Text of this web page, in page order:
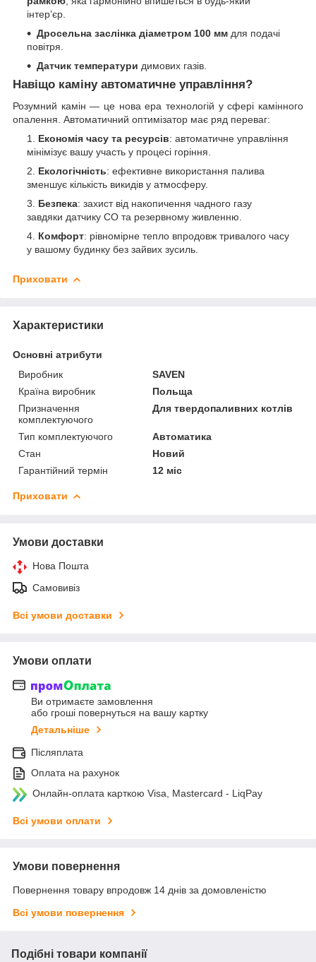
інтер’єр.
Дросельна заслінка діаметром 100 мм для подачі
повітря.
Датчик температури димових газів.
Навіщо каміну автоматичне управління?
Розумний камін — це нова ера технологій у сфері камінного
опалення. Автоматичний оптимізатор має ряд переваг:
Економія часу та ресурсів: автоматичне управління
мінімізує вашу участь у процесі горіння.
Екологічність: ефективне використання палива
зменшує кількість викидів у атмосферу.
Безпека: захист від накопичення чадного газу
завдяки датчику CO та резервному живленню.
Комфорт: рівномірне тепло впродовж тривалого часу
у вашому будинку без зайвих зусиль.
Приховати
Характеристики
Основні атрибути
Виробник
SAVEN
Країна виробник
Польща
Призначення
комплектуючого
Для твердопаливних котлів
Тип комплектуючого
Автоматика
Стан
Новий
Гарантійний термін
12 міс
Приховати
Умови доставки
Нова Пошта
Самовивіз
Всі умови доставки
Умови оплати
Ви отримаєте замовлення
або гроші повернуться на вашу картку
Детальніше
Післяплата
Оплата на рахунок
Онлайн-оплата карткою Visa, Mastercard - LiqPay
Всі умови оплати
Умови повернення
Повернення товару впродовж 14 днів за домовленістю
Всі умови повернення
Подібні товари компанії